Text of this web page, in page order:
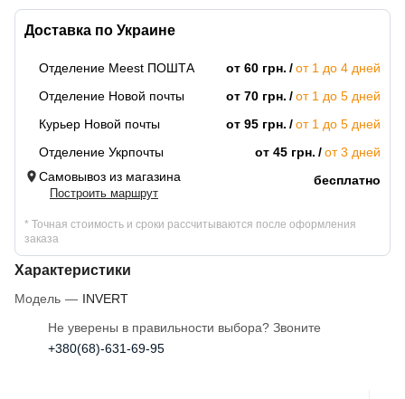
Доставка по Украине
Отделение Meest ПОШТА от 60 грн.
от 1 до 4 дней
Отделение Новой почты
от 70 грн.
от 1 до 5 дней
Курьер Новой почты
от 95 грн.
от 1 до 5 дней
Отделение Укрпочты
от 45 грн.
от 3 дней
Самовывоз из магазина
Построить маршрут
бесплатно
* Точная стоимость и сроки рассчитываются после оформления
заказа
Характеристики
Модель — INVERT
Не уверены в правильности выбора? Звоните
+380(68)-631-69-95